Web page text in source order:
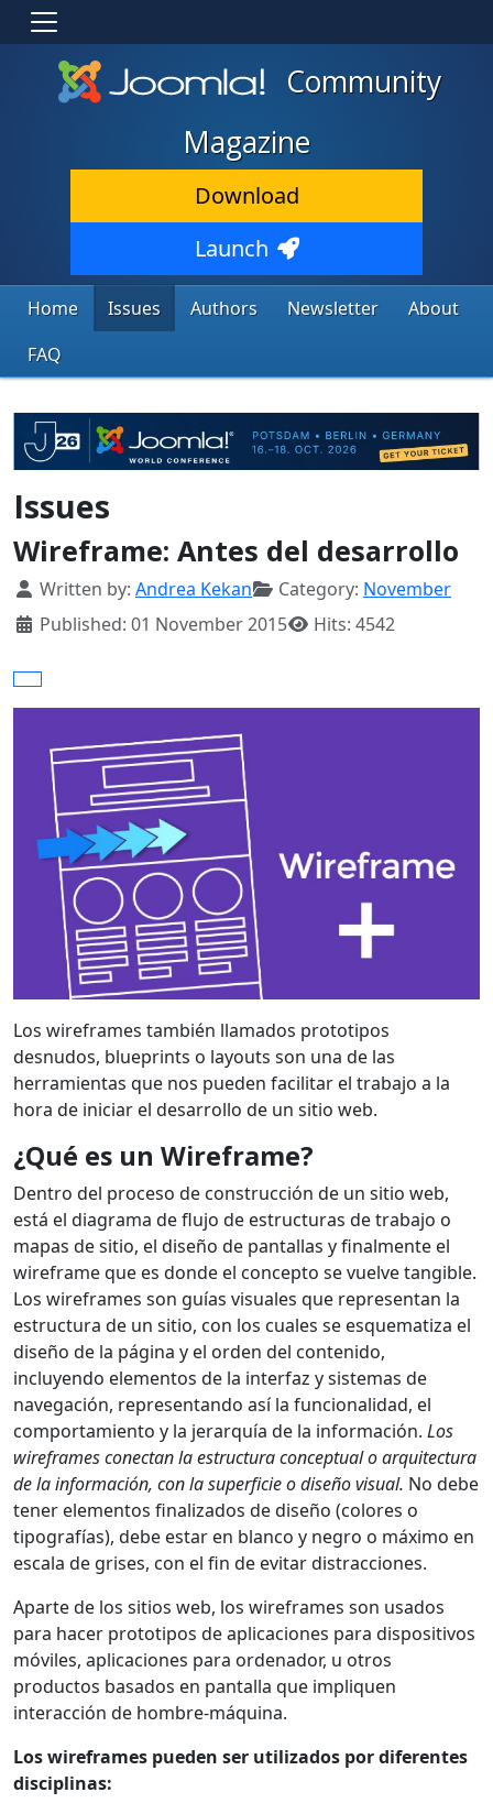
Community
Magazine
Download
Launch
Home Issues Authors Newsletter
About
FAQ
Issues
Wireframe: Antes del desarrollo
Details
Written by: Andrea Kekan Category: November
Published: 01 November 2015
Hits: 4542
Los wireframes también llamados prototipos
desnudos, blueprints o layouts son una de las
herramientas que nos pueden facilitar el trabajo a la
hora de iniciar el desarrollo de un sitio web.
¿Qué es un Wireframe?
Dentro del proceso de construcción de un sitio web,
está el diagrama de flujo de estructuras de trabajo o
mapas de sitio, el diseño de pantallas y finalmente el
wireframe que es donde el concepto se vuelve tangible.
Los wireframes son guías visuales que representan la
estructura de un sitio, con los cuales se esquematiza el
diseño de la página y el orden del contenido,
incluyendo elementos de la interfaz y sistemas de
navegación, representando así la funcionalidad, el
comportamiento y la jerarquía de la información. Los
wireframes conectan la estructura conceptual o arquitectura
de la información, con la superficie o diseño visual. No debe
tener elementos finalizados de diseño (colores o
tipografías), debe estar en blanco y negro o máximo en
escala de grises, con el fin de evitar distracciones.
Aparte de los sitios web, los wireframes son usados
para hacer prototipos de aplicaciones para dispositivos
móviles, aplicaciones para ordenador, u otros
productos basados en pantalla que impliquen
interacción de hombre-máquina.
Los wireframes pueden ser utilizados por diferentes
disciplinas: